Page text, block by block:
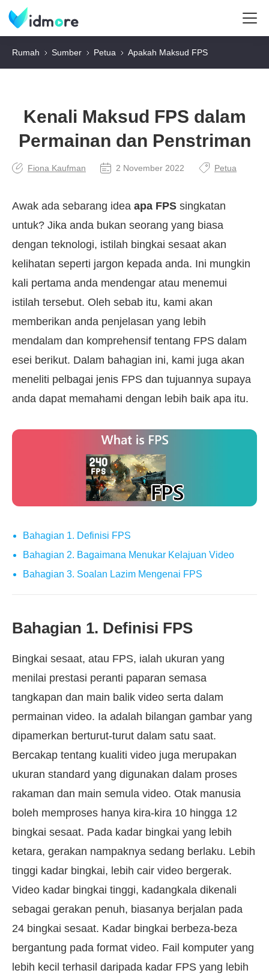
Rumah Sumber Petua Apakah Maksud FPS
Kenali Maksud FPS dalam
Permainan dan Penstriman
Fiona Kaufman 2 November 2022 Petua
Awak ada sebarang idea apa FPS singkatan
untuk? Jika anda bukan seorang yang biasa
dengan teknologi, istilah bingkai sesaat akan
kelihatan seperti jargon kepada anda. Ini mungkin
kali pertama anda mendengar atau menemui
istilah tersebut. Oleh sebab itu, kami akan
memberikan anda penjelasan yang lebih
mendalam dan komprehensif tentang FPS dalam
esei berikut. Dalam bahagian ini, kami juga akan
meneliti pelbagai jenis FPS dan tujuannya supaya
anda dapat memahami dengan lebih baik apa itu.
Bahagian 1. Definisi FPS
Bahagian 2. Bagaimana Menukar Kelajuan Video
Bahagian 3. Soalan Lazim Mengenai FPS
Bahagian 1. Definisi FPS
Bingkai sesaat, atau FPS, ialah ukuran yang
menilai prestasi peranti paparan semasa
tangkapan dan main balik video serta dalam
permainan video. Ia adalah bilangan gambar yang
dipamerkan berturut-turut dalam satu saat.
Bercakap tentang kualiti video juga merupakan
ukuran standard yang digunakan dalam proses
rakaman dan main semula video. Otak manusia
boleh memproses hanya kira-kira 10 hingga 12
bingkai sesaat. Pada kadar bingkai yang lebih
ketara, gerakan nampaknya sedang berlaku. Lebih
tinggi kadar bingkai, lebih cair video bergerak.
Video kadar bingkai tinggi, kadangkala dikenali
sebagai gerakan penuh, biasanya berjalan pada
24 bingkai sesaat. Kadar bingkai berbeza-beza
bergantung pada format video. Fail komputer yang
lebih kecil terhasil daripada kadar FPS yang lebih